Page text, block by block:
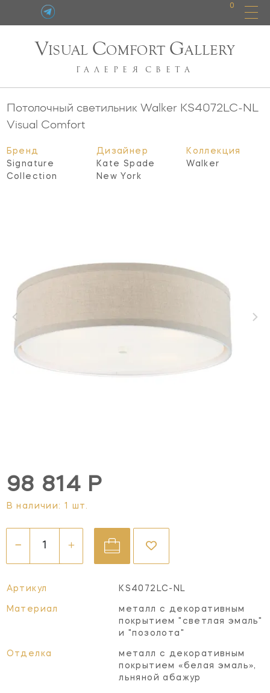
0
VISUAL COMFORT GALLERY
ГАЛЕРЕЯ СВЕТА
Потолочный светильник Walker KS4072LC-NL
Visual Comfort
Бренд
Signature
Collection
Дизайнер
Kate Spade
New York
Коллекция
Walker
98 814 Р
В наличии: 1 шт.
Артикул KS4072LC-NL
Материал
металл с декоративным
покрытием "светлая эмаль"
и "позолота"
Отделка
металл с декоративным
покрытием «белая эмаль»,
льняной абажур